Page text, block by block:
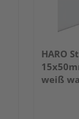
HARO
weiß